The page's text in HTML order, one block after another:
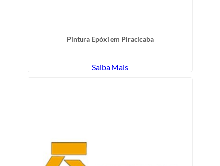
Pintura Epóxi em Piracicaba
Saiba Mais